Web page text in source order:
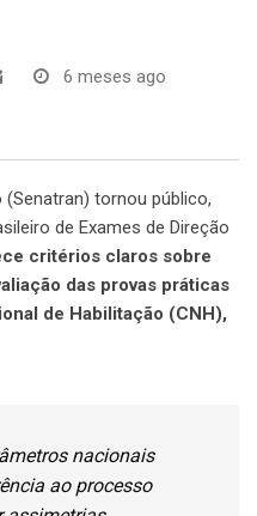
6 meses ago
tornou público,
de Exames de Direção
critérios claros sobre
das provas práticas
de Habilitação (CNH),
nacionais
ao processo